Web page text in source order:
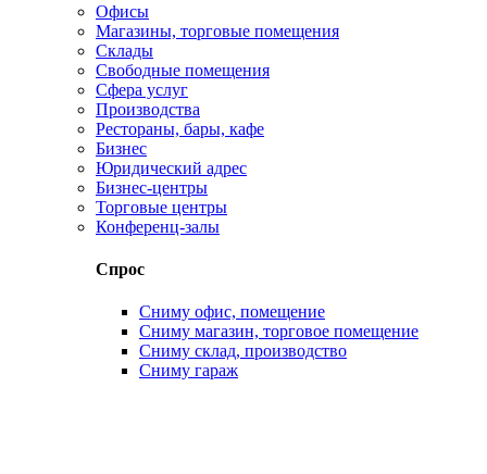
Офисы
Магазины, торговые помещения
Склады
Свободные помещения
Сфера услуг
Производства
Рестораны, бары, кафе
Бизнес
Юридический адрес
Бизнес-центры
Торговые центры
Конференц-залы
Спрос
Сниму офис, помещение
Сниму магазин, торговое помещение
Сниму склад, производство
Сниму гараж